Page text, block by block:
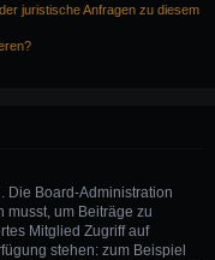
juristische Anfragen zu diesem
Die Board-Administration
musst, um Beiträge zu
Mitglied Zugriff auf
stehen: zum Beispiel